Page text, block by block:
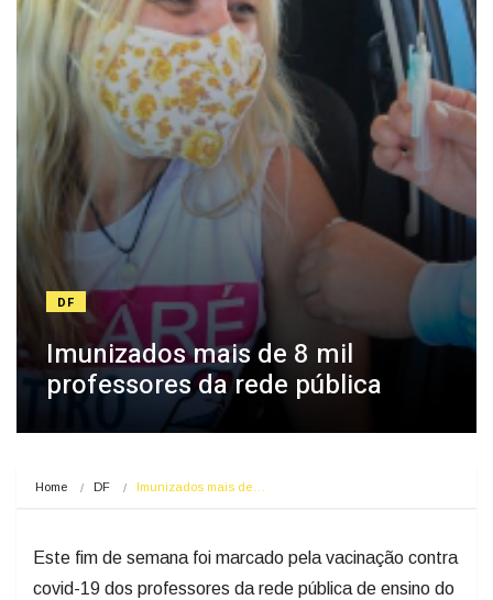
DF
Imunizados mais de 8 mil
professores da rede pública
Home DF Imunizados mais de…
Este fim de semana foi marcado pela vacinação contra
covid-19 dos professores da rede pública de ensino do